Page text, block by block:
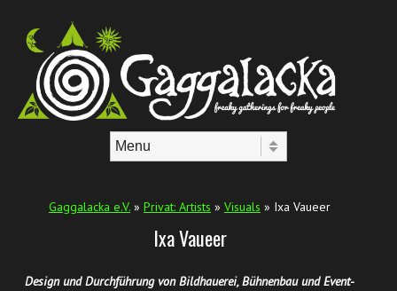
Gaggalacka e.V. » Privat: Artists » Visuals » Ixa Vaueer
Ixa Vaueer
Design und Durchführung von Bildhauerei, Bühnenbau und Event-